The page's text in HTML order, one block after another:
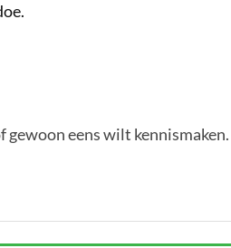
gewoon eens wilt kennismaken.